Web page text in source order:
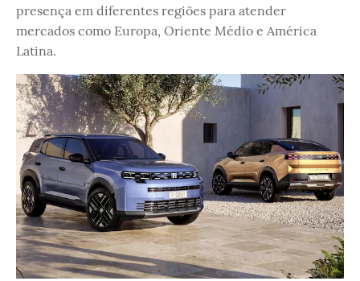
presença em diferentes regiões para atender
mercados como Europa, Oriente Médio e América
Latina.